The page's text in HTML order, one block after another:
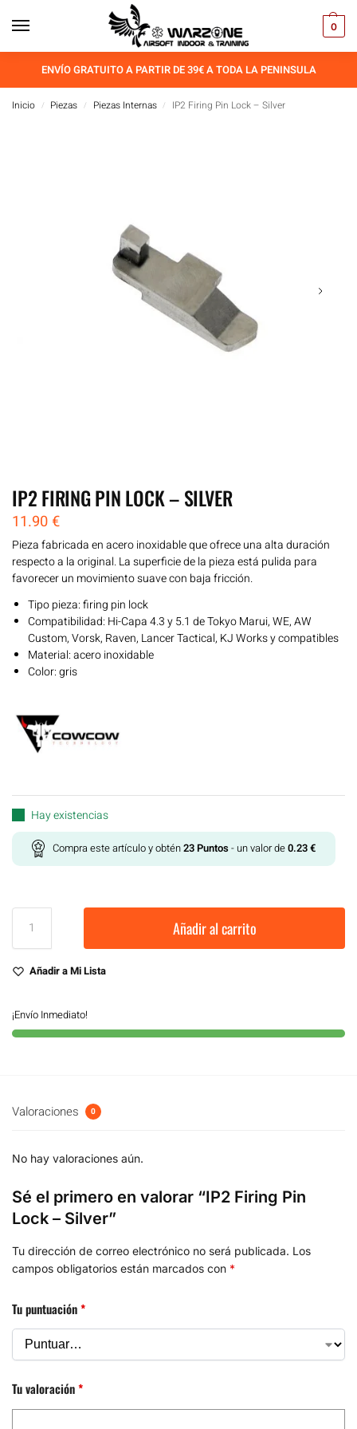
0
ENVÍO GRATUITO A PARTIR DE 39€ A TODA LA PENINSULA
Inicio / Piezas / Piezas Internas / IP2 Firing Pin Lock – Silver
IP2 FIRING PIN LOCK – SILVER
11.90€
Pieza fabricada en acero inoxidable que ofrece una alta duración
respecto a la original. La superficie de la pieza está pulida para
favorecer un movimiento suave con baja fricción.
Tipo pieza: firing pin lock
Compatibilidad: Hi-Capa 4.3 y 5.1 de Tokyo Marui, WE, AW
Custom, Vorsk, Raven, Lancer Tactical, KJ Works y compatibles
Material: acero inoxidable
Color: gris
Hay existencias
Compra este artículo y obtén23Puntos - un valor de0.23€
Añadir al carrito
Añadir a Mi Lista
¡Envío Inmediato!
Valoraciones 0
No hay valoraciones aún.
Sé el primero en valorar “IP2 Firing Pin
Lock – Silver”
Tu dirección de correo electrónico no será publicada. Los
campos obligatorios están marcados con *
Tu puntuación*
Tu valoración*